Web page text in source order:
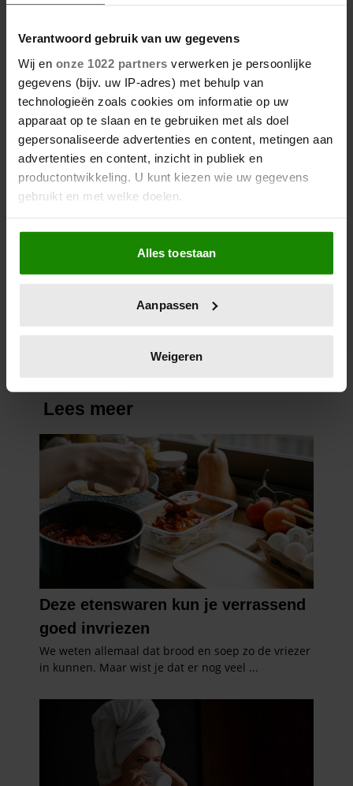
Verantwoord gebruik van uw gegevens
Wij en onze 1022 partners verwerken je persoonlijke
gegevens (bijv. uw IP-adres) met behulp van
technologieën zoals cookies om informatie op uw
apparaat op te slaan en te gebruiken met als doel
gepersonaliseerde advertenties en content, metingen aan
advertenties en content, inzicht in publiek en
productontwikkeling. U kunt kiezen wie uw gegevens
gebruikt en met welke doelen.
Als u het toestaat, willen we ook graag:
Informatie verzamelen over uw geografische
locatie, die tot een paar meter nauwkeurig kan zijn
scannen op specifieke eigenschappen (fingerprinting)
verwerkt en stel uw voorkeuren in het
intrekken in de Cookieverklaring.
personaliseren, om functies voor social media te bieden
en om ons websiteverkeer te analyseren. Ook delen we
informatie over uw gebruik van onze site met onze
partners voor social media, adverteren en analyse. Deze
partners kunnen deze gegevens combineren met andere
informatie die u aan ze heeft verstrekt of die ze hebben
verzameld op basis van uw gebruik van hun services. U
gaat akkoord met onze cookies als u onze website blijft
gebruiken.
Alles toestaan
Aanpassen
Weigeren
een ander bent?
7 kleine dingen die je leven